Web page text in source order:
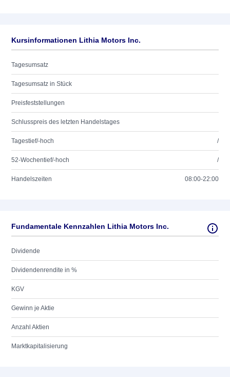
Kursinformationen Lithia Motors Inc.
Tagesumsatz
Tagesumsatz in Stück
Preisfeststellungen
Schlusspreis des letzten Handelstages
Tagestief/-hoch /
52-Wochentief/-hoch /
Handelszeiten 08:00-22:00
Fundamentale Kennzahlen Lithia Motors Inc.
Dividende
Dividendenrendite in %
KGV
Gewinn je Aktie
Anzahl Aktien
Marktkapitalisierung